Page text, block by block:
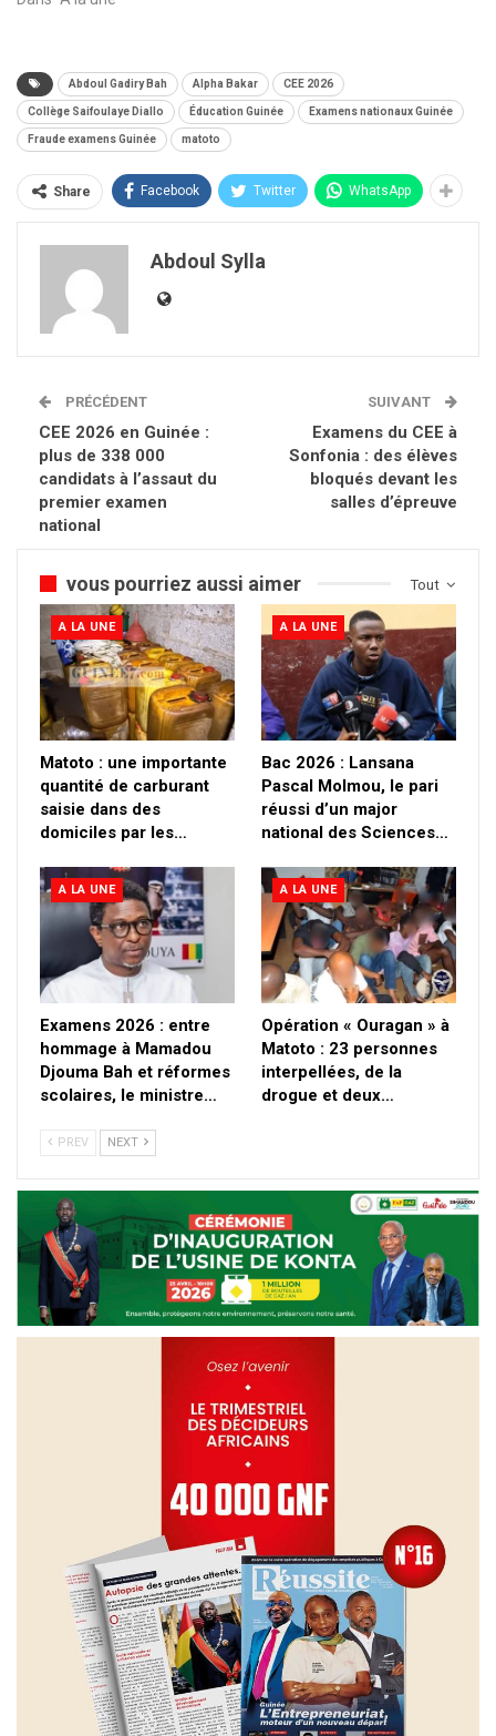
Abdoul Gadiry Bah Alpha Bakar CEE 2026
Collège Saifoulaye Diallo Éducation Guinée Examens nationaux Guinée
Fraude examens Guinée matoto
Share Facebook Twitter WhatsApp
Abdoul Sylla
PRÉCÉDENT
CEE 2026 en Guinée :
plus de 338 000
candidats à l’assaut du
premier examen
national
SUIVANT
Examens du CEE à
Sonfonia : des élèves
bloqués devant les
salles d’épreuve
Tout
vous pourriez aussi aimer
A LA UNE
Matoto : une importante
quantité de carburant
saisie dans des
domiciles par les…
A LA UNE
Bac 2026 : Lansana
Pascal Molmou, le pari
réussi d’un major
national des Sciences…
A LA UNE
Examens 2026 : entre
hommage à Mamadou
Djouma Bah et réformes
scolaires, le ministre…
A LA UNE
Opération « Ouragan » à
Matoto : 23 personnes
interpellées, de la
drogue et deux…
PREV NEXT